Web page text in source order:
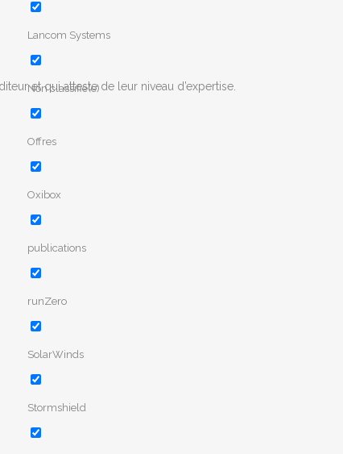
Lancom Systems
Non classifié(e)
Offres
Oxibox
publications
runZero
SolarWinds
Stormshield
et qui atteste de leur niveau d’expertise.